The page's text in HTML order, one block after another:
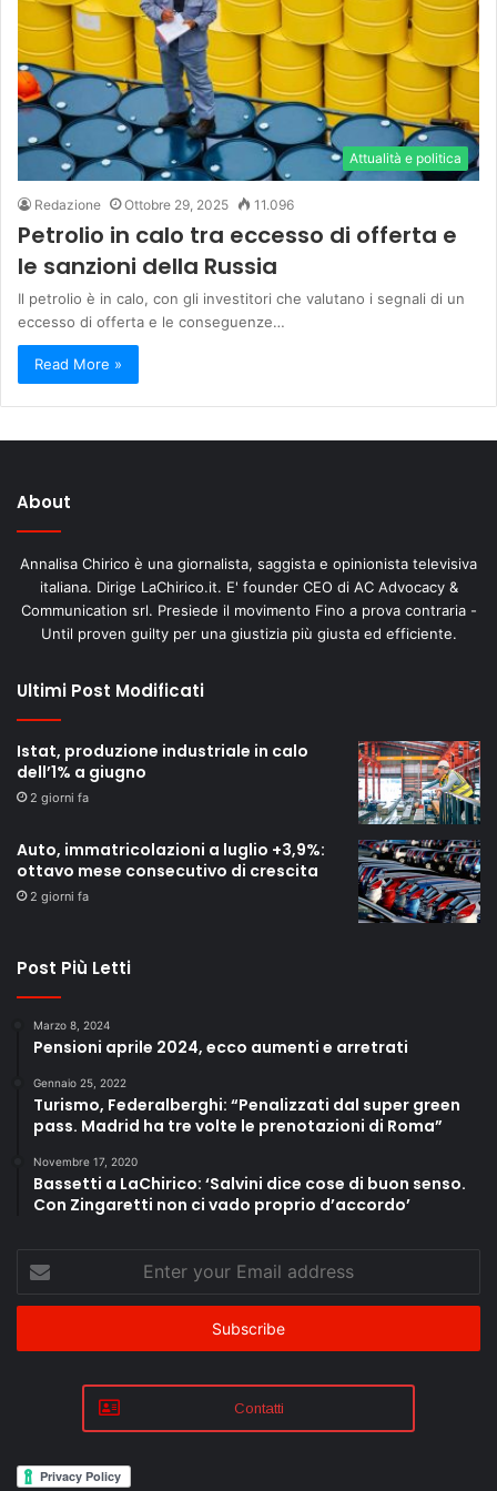
Attualità e politica
Redazione Ottobre 29, 2025 11.096
Petrolio in calo tra eccesso di offerta e
le sanzioni della Russia
Il petrolio è in calo, con gli investitori che valutano i segnali di un
eccesso di offerta e le conseguenze…
Read More »
About
Annalisa Chirico è una giornalista, saggista e opinionista televisiva
italiana. Dirige LaChirico.it. E' founder CEO di AC Advocacy &
Communication srl. Presiede il movimento Fino a prova contraria -
Until proven guilty per una giustizia più giusta ed efficiente.
Ultimi Post Modificati
Istat, produzione industriale in calo
dell’1% a giugno
2 giorni fa
Auto, immatricolazioni a luglio +3,9%:
ottavo mese consecutivo di crescita
2 giorni fa
Post Più Letti
Marzo 8, 2024
Pensioni aprile 2024, ecco aumenti e arretrati
Gennaio 25, 2022
Turismo, Federalberghi: “Penalizzati dal super green
pass. Madrid ha tre volte le prenotazioni di Roma”
Novembre 17, 2020
Bassetti a LaChirico: ‘Salvini dice cose di buon senso.
Con Zingaretti non ci vado proprio d’accordo’
your
Email
Contatti